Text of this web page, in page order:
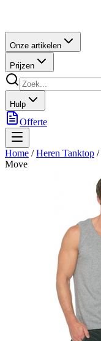
Onze artikelen
Prijzen
Hulp
Offerte
Home / Heren Tanktop /
Move